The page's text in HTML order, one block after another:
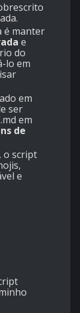
é manter
e
do
lo em
em
ser
em
de
o script
e